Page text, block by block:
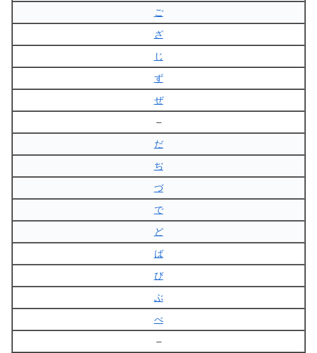
ご
ざ
じ
ず
ぜ
–
だ
ぢ
づ
で
ど
ば
び
ぶ
べ
–